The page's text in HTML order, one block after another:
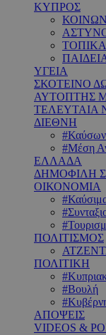
ΚΥΠΡΟΣ
ΤΟΠΙΚΑ
ΥΓΕΙΑ
ΣΚΟΤΕΙΝΟ
ΑΥΤΟΠΤΗΣ
ΤΕΛΕΥΤΑΙΑ
ΔΙΕΘΝΗ
#Μέση
ΕΛΛΑΔΑ
ΔΗΜΟΦΙΛΗ
ΟΙΚΟΝΟΜΙΑ
ΠΟΛΙΤΙΣΜΟΣ
ΠΟΛΙΤΙΚΗ
#Βουλή
ΑΠΟΨΕΙΣ
VIDEOS &